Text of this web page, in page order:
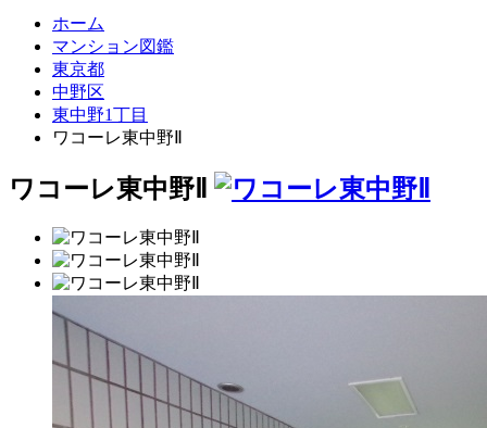
ホーム
マンション図鑑
東京都
中野区
東中野1丁目
ワコーレ東中野Ⅱ
ワコーレ東中野Ⅱ